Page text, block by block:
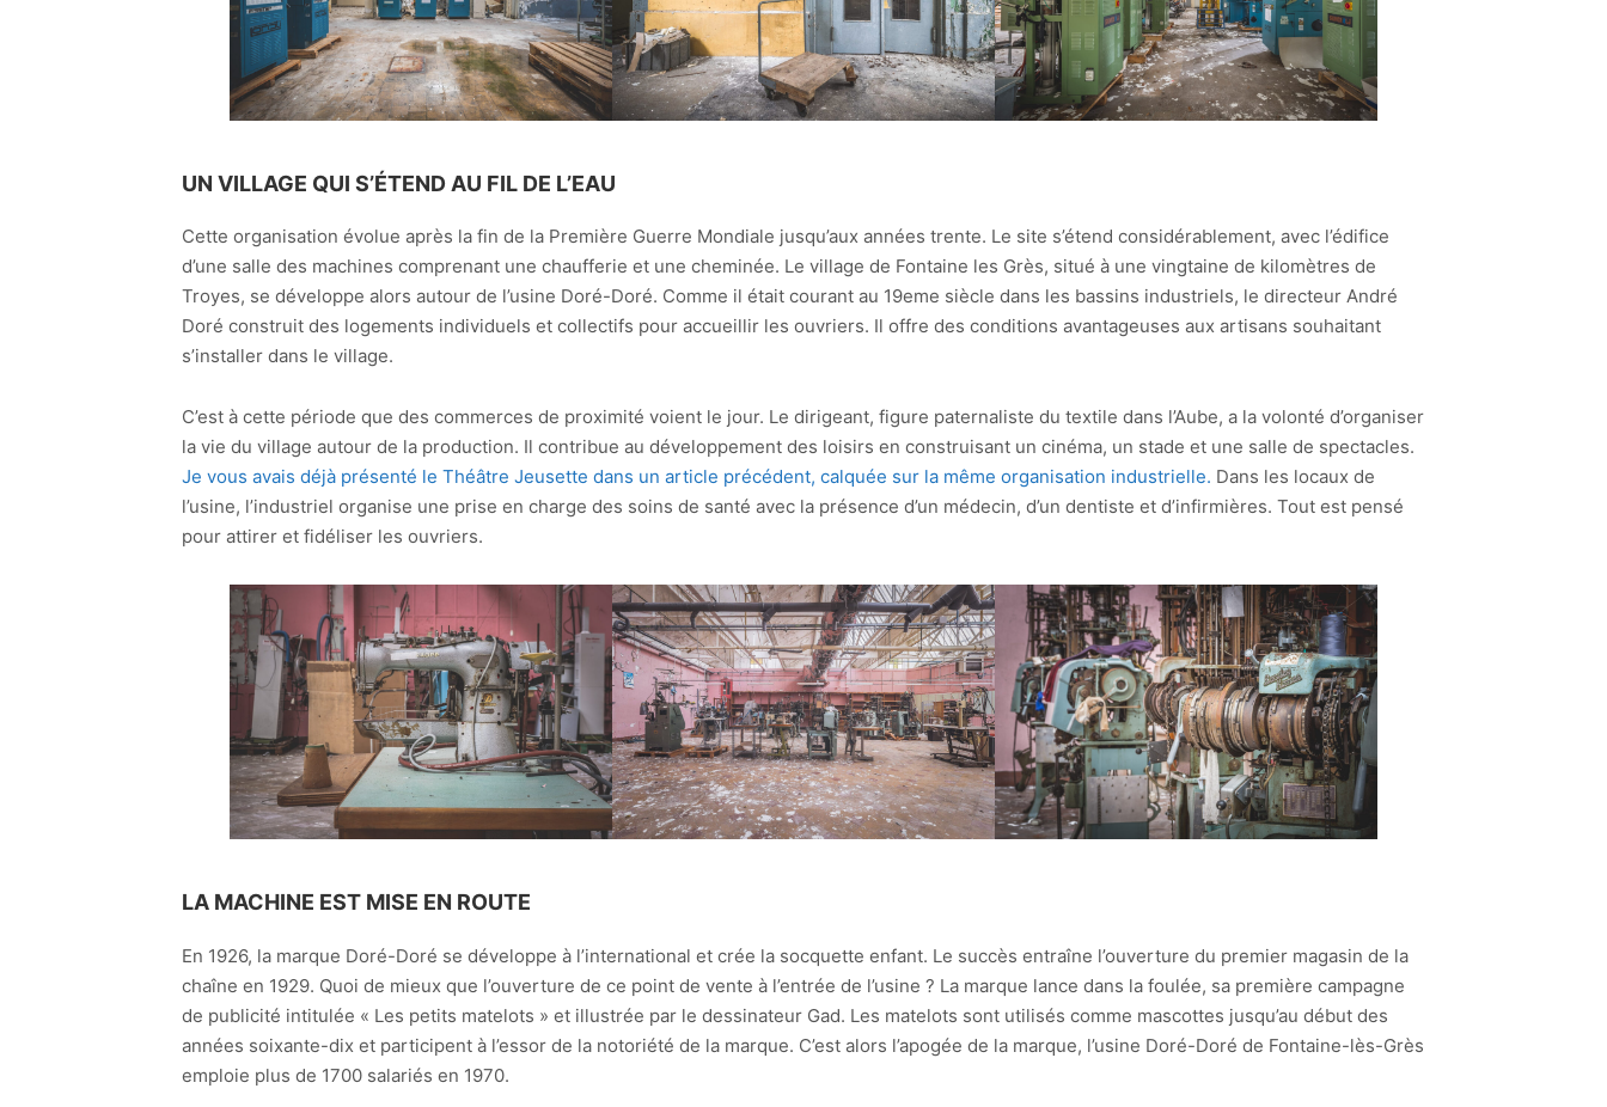
UN VILLAGE QUI S’ÉTEND AU FIL DE L’EAU
Cette organisation évolue après la fin de la Première Guerre Mondiale jusqu’aux années trente. Le site s’étend considérablement, avec l’édifice
d’une salle des machines comprenant une chaufferie et une cheminée. Le village de Fontaine les Grès, situé à une vingtaine de kilomètres de
Troyes, se développe alors autour de l’usine Doré-Doré. Comme il était courant au 19eme siècle dans les bassins industriels, le directeur André
Doré construit des logements individuels et collectifs pour accueillir les ouvriers. Il offre des conditions avantageuses aux artisans souhaitant
s’installer dans le village.
C’est à cette période que des commerces de proximité voient le jour. Le dirigeant, figure paternaliste du textile dans l’Aube, a la volonté d’organiser
la vie du village autour de la production. Il contribue au développement des loisirs en construisant un cinéma, un stade et une salle de spectacles.
Je vous avais déjà présenté le Théâtre Jeusette dans un article précédent, calquée sur la même organisation industrielle. Dans les locaux de
l’usine, l’industriel organise une prise en charge des soins de santé avec la présence d’un médecin, d’un dentiste et d’infirmières. Tout est pensé
pour attirer et fidéliser les ouvriers.
LA MACHINE EST MISE EN ROUTE
En 1926, la marque Doré-Doré se développe à l’international et crée la socquette enfant. Le succès entraîne l’ouverture du premier magasin de la
chaîne en 1929. Quoi de mieux que l’ouverture de ce point de vente à l’entrée de l’usine ? La marque lance dans la foulée, sa première campagne
de publicité intitulée « Les petits matelots » et illustrée par le dessinateur Gad. Les matelots sont utilisés comme mascottes jusqu’au début des
années soixante-dix et participent à l’essor de la notoriété de la marque. C’est alors l’apogée de la marque, l’usine Doré-Doré de Fontaine-lès-Grès
emploie plus de 1700 salariés en 1970.